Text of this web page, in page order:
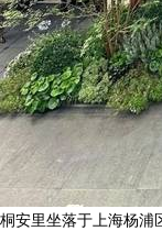
桐安里坐落于上海杨浦